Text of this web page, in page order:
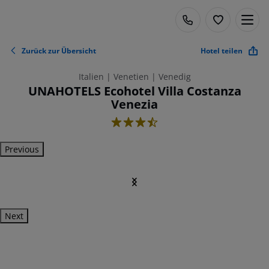
Zurück zur Übersicht Hotel teilen
Italien | Venetien | Venedig
UNAHOTELS Ecohotel Villa Costanza
Venezia
3.5
Previous
Next